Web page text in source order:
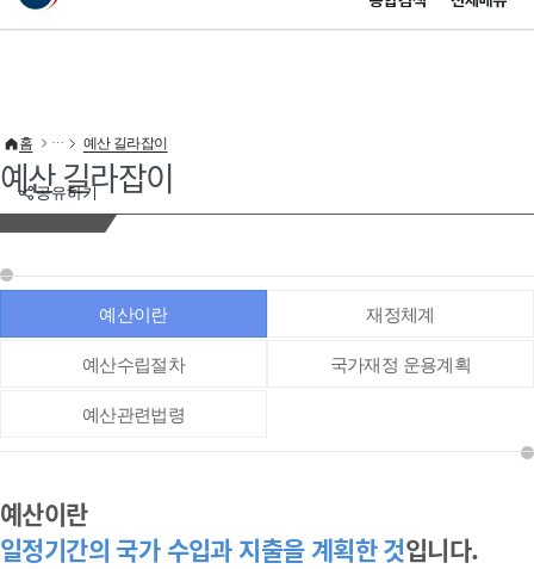
이 누리집은 대한민국 공식 전자정부 누리집입니다.
공유하기
홈 예산 길라잡이
예산 길라잡이
예산이란 재정체계
예산수립절차 국가재정 운용계획
예산관련법령
예산이란
일정기간의 국가 수입과 지출을 계획한 것입니다.